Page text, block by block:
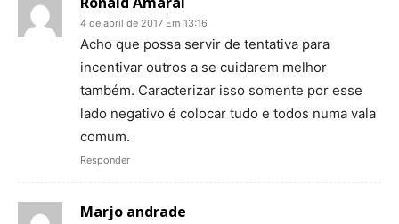
4 de abril de 2017 Em 13:16
Acho que possa servir de tentativa para
incentivar outros a se cuidarem melhor
também. Caracterizar isso somente por esse
lado negativo é colocar tudo e todos numa vala
comum.
Responder
Marjo andrade